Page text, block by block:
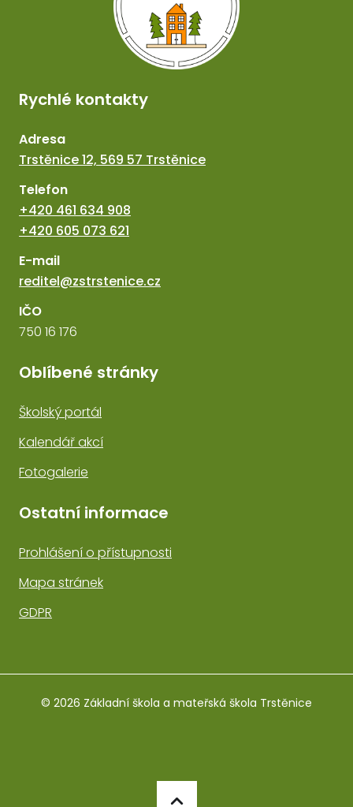
Rychlé kontakty
Adresa
Trstěnice 12, 569 57 Trstěnice
Telefon
+420 461 634 908
+420 605 073 621
E-mail
reditel@zstrstenice.cz
IČO
750 16 176
Oblíbené stránky
Školský portál
Kalendář akcí
Fotogalerie
Ostatní informace
Prohlášení o přístupnosti
Mapa stránek
GDPR
© 2026 Základní škola a mateřská škola Trstěnice